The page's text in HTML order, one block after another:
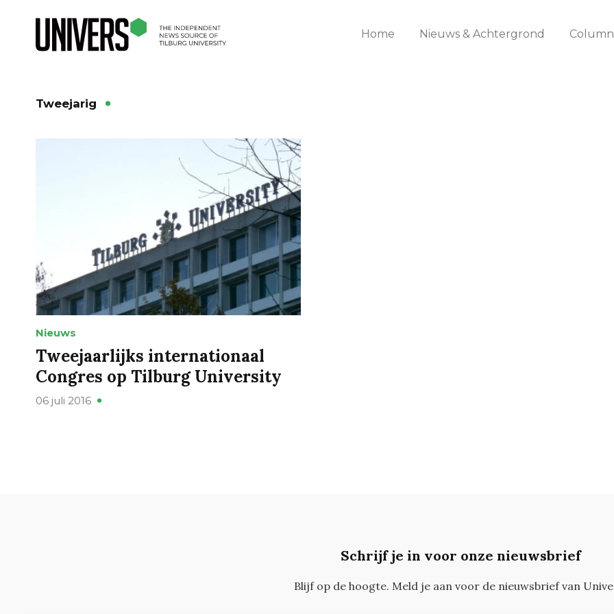
Home Nieuws & Achtergrond
Tweejarig
Nieuws
Tweejaarlijks internationaal
Congres op Tilburg University
06 juli 2016
Schrijf je in voor onze nieuwsbrief
Blijf op de hoogte. Meld je aan voor de nieuwsbrief van